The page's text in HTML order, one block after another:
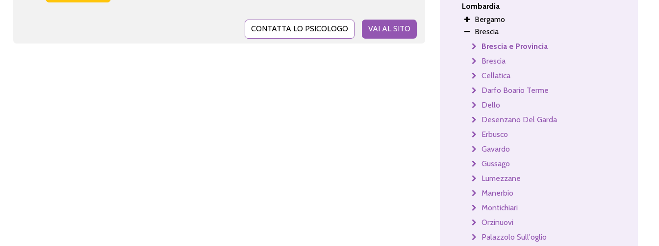
CONTATTA LO PSICOLOGO VAI AL SITO
Lombardia
Bergamo
Brescia
Brescia e Provincia
Brescia
Cellatica
Darfo Boario Terme
Dello
Desenzano Del Garda
Erbusco
Gavardo
Gussago
Lumezzane
Manerbio
Montichiari
Orzinuovi
Palazzolo Sull'oglio